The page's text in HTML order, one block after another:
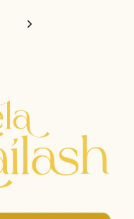
Siguiente